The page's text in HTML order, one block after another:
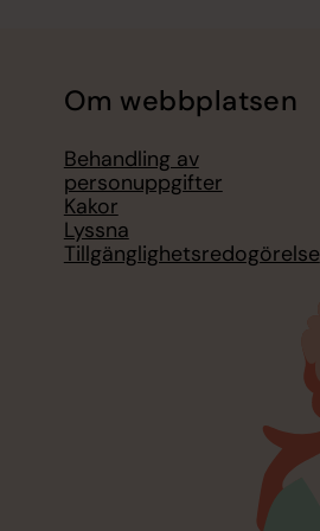
Om webbplatsen
Behandling av
personuppgifter
Kakor
Lyssna
Tillgänglighetsredogörelse